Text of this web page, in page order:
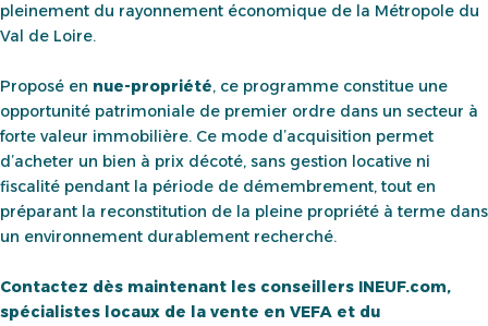
pleinement du rayonnement économique de la Métropole du
Val de Loire.
Proposé en nue-propriété, ce programme constitue une
opportunité patrimoniale de premier ordre dans un secteur à
forte valeur immobilière. Ce mode d’acquisition permet
d’acheter un bien à prix décoté, sans gestion locative ni
fiscalité pendant la période de démembrement, tout en
préparant la reconstitution de la pleine propriété à terme dans
un environnement durablement recherché.
Contactez dès maintenant les conseillers INEUF.com,
spécialistes locaux de la vente en VEFA et du